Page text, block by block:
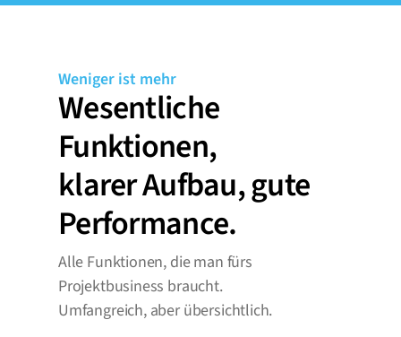
Weniger ist mehr
Wesentliche
Funktionen,
klarer Aufbau, gute
Performance.
Alle Funktionen, die man fürs
Projektbusiness braucht.
Umfangreich, aber übersichtlich.